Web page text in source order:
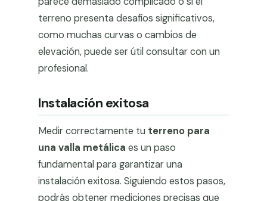
terreno presenta desafíos significativos,
como muchas curvas o cambios de
elevación, puede ser útil consultar con un
profesional.
Instalación exitosa
Medir correctamente tu terreno para
una valla metálica es un paso
fundamental para garantizar una
instalación exitosa. Siguiendo estos pasos,
podrás obtener mediciones precisas que